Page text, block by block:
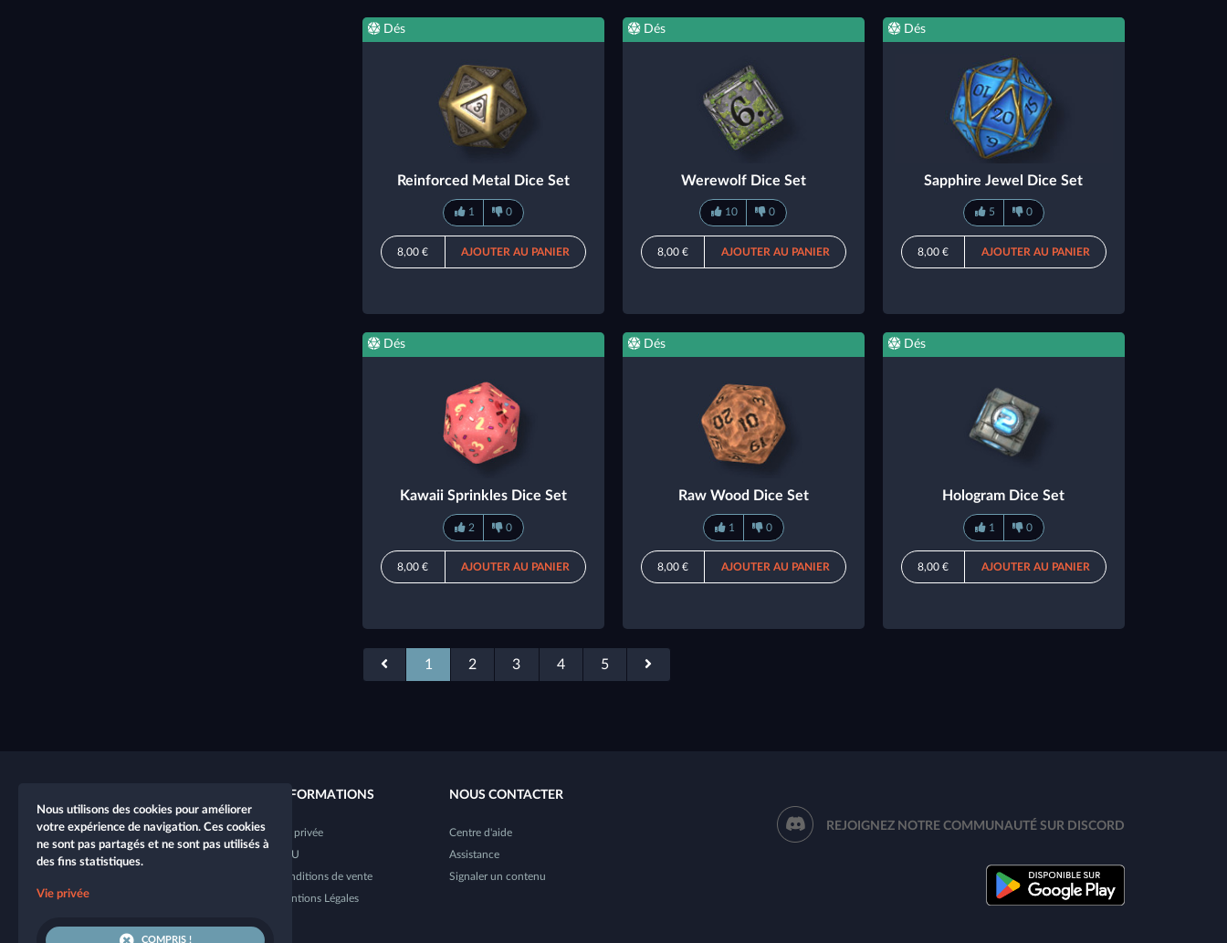
Dés
Reinforced Metal Dice Set
1 0
8,00 € AJOUTER AU PANIER
Dés
Werewolf Dice Set
10 0
8,00 € AJOUTER AU PANIER
Dés
Sapphire Jewel Dice Set
5 0
8,00 € AJOUTER AU PANIER
Dés
Kawaii Sprinkles Dice Set
2 0
8,00 € AJOUTER AU PANIER
Dés
Raw Wood Dice Set
1 0
8,00 € AJOUTER AU PANIER
Dés
Hologram Dice Set
1 0
8,00 € AJOUTER AU PANIER
1 2 3 4 5
Nouveau personnage
Nouvelle table
INFORMATIONS
Vie privée
CGU
Conditions de vente
Mentions Légales
NOUS CONTACTER
Centre d'aide
Assistance
Signaler un contenu
REJOIGNEZ NOTRE COMMUNAUTÉ SUR DISCORD
Nous utilisons des cookies pour améliorer
votre expérience de navigation. Ces cookies
ne sont pas partagés et ne sont pas utilisés à
des fins statistiques.
Vie privée
COMPRIS !